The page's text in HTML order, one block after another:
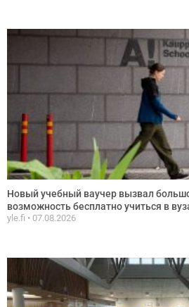
Новый учебный ваучер вызвал
возможность бесплатно учиться в
yle.fi 07.08.2026